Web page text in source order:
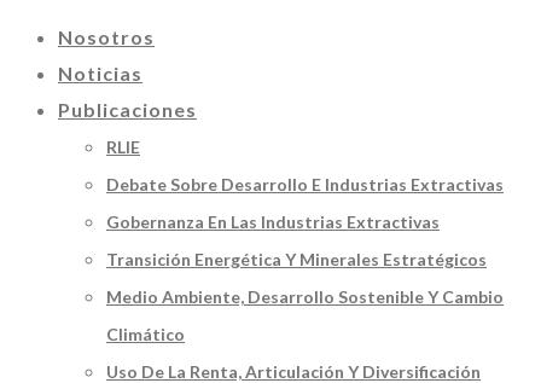
Nosotros
Noticias
Publicaciones
RLIE
Debate Sobre Desarrollo E Industrias Extractivas
Gobernanza En Las Industrias Extractivas
Transición Energética Y Minerales Estratégicos
Medio Ambiente, Desarrollo Sostenible Y Cambio
Climático
Uso De La Renta, Articulación Y Diversificación